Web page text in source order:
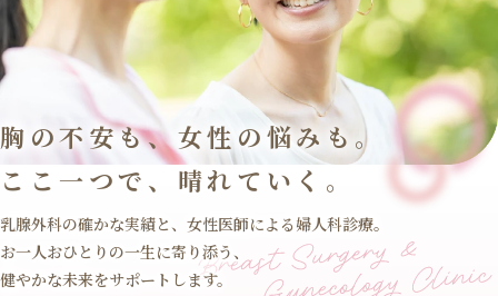
胸の不安も、女性の悩みも。
ここ一つで、晴れていく。
乳腺外科の確かな実績と、女性医師による婦人科診療。
お一人おひとりの一生に寄り添う、
健やかな未来をサポートします。